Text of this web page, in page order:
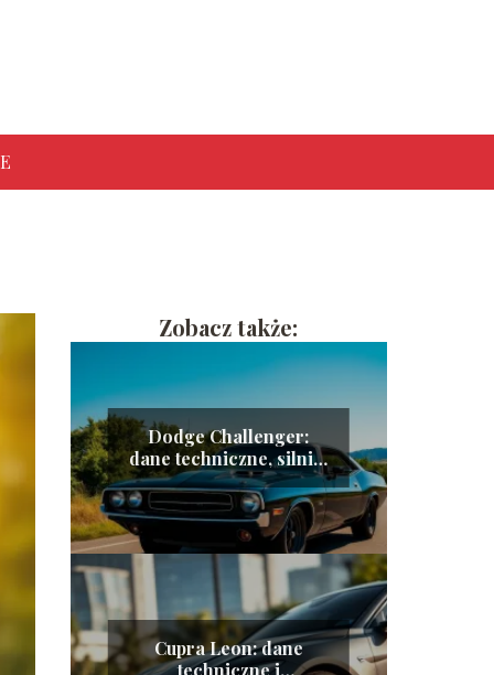
Zobacz także:
Dodge Challenger:
dane techniczne, silniki
i zużycie paliwa
Cupra Leon: dane